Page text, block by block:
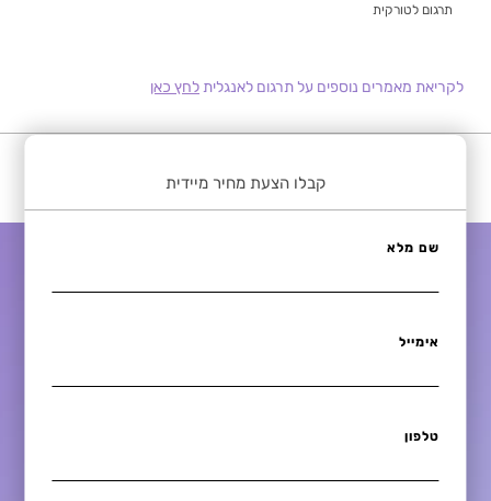
תרגום לטורקית
לקריאת מאמרים נוספים על תרגום לאנגליתלחץ כאן
קבלו הצעת מחיר מיידית
שם מלא
אימייל
טלפון